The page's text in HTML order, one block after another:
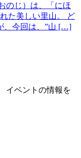
のじ）は、「にほ
た美しい里山。 ど
、今回は、”山 […]
イベントの情報を